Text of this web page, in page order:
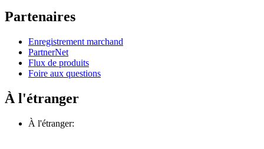
Partenaires
Enregistrement marchand
PartnerNet
Flux de produits
Foire aux questions
À l'étranger
À l'étranger: